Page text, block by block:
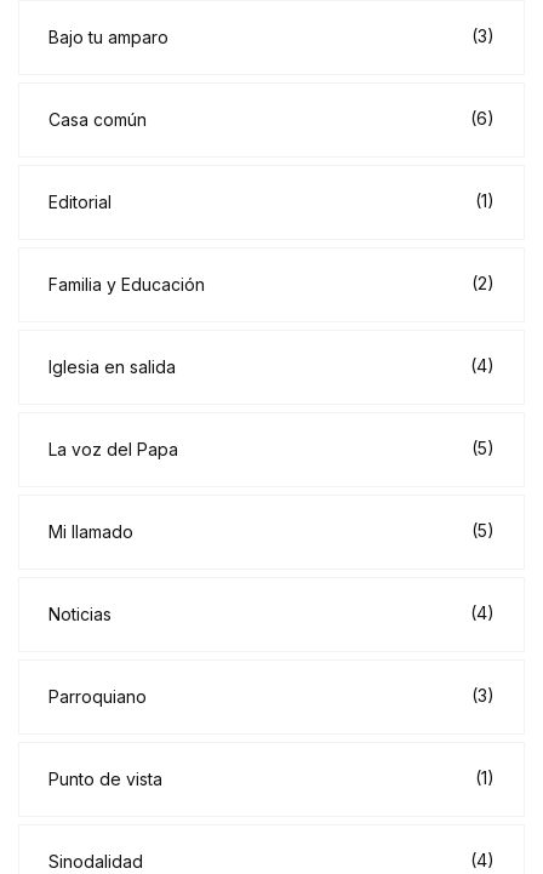
Bajo tu amparo (3)
Casa común (6)
Editorial (1)
Familia y Educación (2)
Iglesia en salida (4)
La voz del Papa (5)
Mi llamado (5)
Noticias (4)
Parroquiano (3)
Punto de vista (1)
Sinodalidad (4)